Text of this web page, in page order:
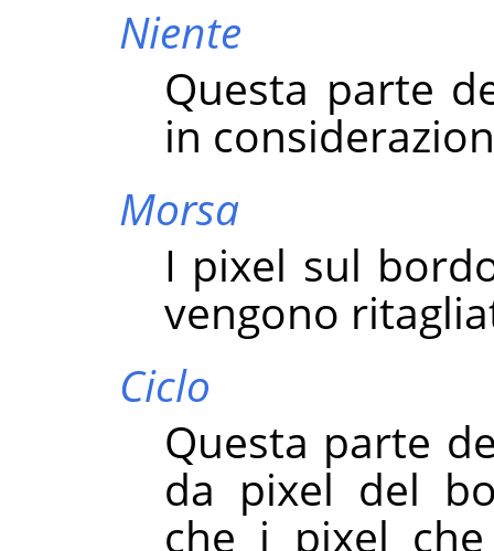
Niente
Questa parte
in
Morsa
I pixel sul
vengono
Ciclo
Questa parte
da pixel del
che i pixel